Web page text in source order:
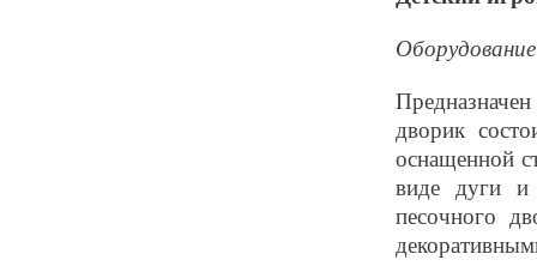
дворик
оснащенной
виде дуги и
песочного